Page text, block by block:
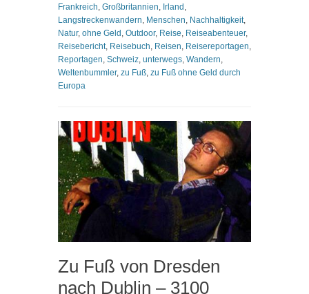
Frankreich, Großbritannien, Irland ,
Langstreckenwandern, Menschen, Nachhaltigkeit,
Natur, ohne Geld , Outdoor, Reise, Reiseabenteuer,
Reisebericht, Reisebuch, Reisen, Reisereportagen,
Reportagen, Schweiz, unterwegs, Wandern,
Weltenbummler, zu Fuß, zu Fuß ohne Geld durch
Europa
Zu Fuß von Dresden
nach Dublin – 3100